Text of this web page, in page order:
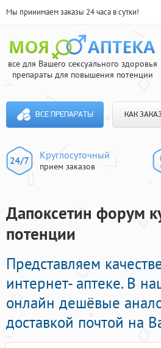
Мы принимаем заказы 24 часа в сутки!
все для Вашего сексуального здоровья
препараты для повышения потенции
ВСЕ ПРЕПАРАТЫ КАК
Круглосуточный
прием заказов
Дапоксетин форум
потенции
Представляем
интернет- аптеке. В
онлайн дешёвые
доставкой почтой на